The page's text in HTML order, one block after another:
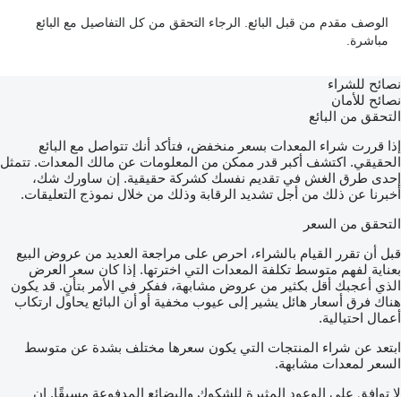
الوصف مقدم من قبل البائع. الرجاء التحقق من كل التفاصيل مع البائع
مباشرة.
نصائح للشراء
نصائح للأمان
التحقق من البائع
إذا قررت شراء المعدات بسعر منخفض، فتأكد أنك تتواصل مع البائع
الحقيقي. اكتشف أكبر قدر ممكن من المعلومات عن مالك المعدات. تتمثل
إحدى طرق الغش في تقديم نفسك كشركة حقيقية. إن ساورك شك،
أخبرنا عن ذلك من أجل تشديد الرقابة وذلك من خلال نموذج التعليقات.
التحقق من السعر
قبل أن تقرر القيام بالشراء، احرص على مراجعة العديد من عروض البيع
بعناية لفهم متوسط تكلفة المعدات التي اخترتها. إذا كان سعر العرض
الذي أعجبك أقل بكثير من عروض مشابهة، ففكر في الأمر بتأنٍ. قد يكون
هناك فرق أسعار هائل يشير إلى عيوب مخفية أو أن البائع يحاول ارتكاب
أعمال احتيالية.
ابتعد عن شراء المنتجات التي يكون سعرها مختلف بشدة عن متوسط
السعر لمعدات مشابهة.
لا توافق على الوعود المثيرة للشكوك والبضائع المدفوعة مسبقًا. إن